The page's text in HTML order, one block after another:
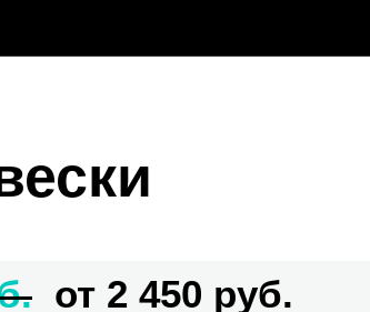
от 2 450 руб.